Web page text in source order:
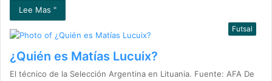
Lee Mas "
Futsal
¿Quién es Matías Lucuix?
El técnico de la Selección Argentina en Lituania. Fuente: AFA De